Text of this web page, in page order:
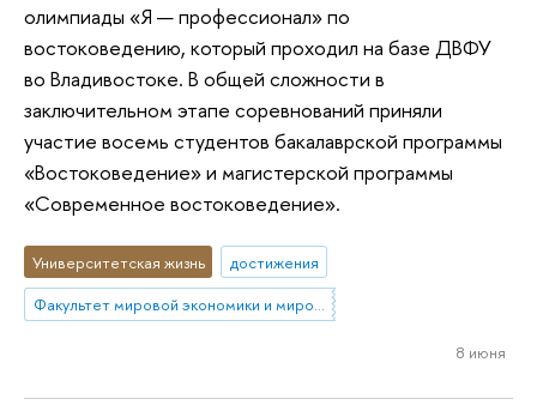
олимпиады «Я — профессионал» по
востоковедению, который проходил на базе ДВФУ
во Владивостоке. В общей сложности в
заключительном этапе соревнований приняли
участие восемь студентов бакалаврской программы
«Востоковедение» и магистерской программы
«Современное востоковедение».
Университетская жизнь
достижения
Факультет мировой экономики и мировой политики
8 июня